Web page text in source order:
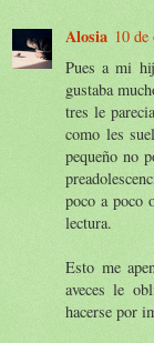
Alosia 10
Pues a mi
gustaba
tres le
como les
pequeño no
poco a poco
lectura.
Esto me
aveces le
hacerse por